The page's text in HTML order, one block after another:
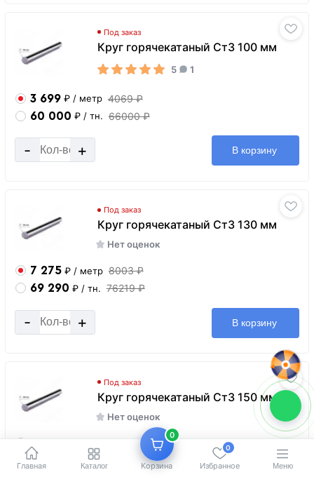
Главная Каталог
0
Корзина Избранное
0
Меню
Под заказ
Круг горячекатаный Ст3 100 мм
5 1
3 699 ₽ / метр 4069 ₽
60 000 ₽ / тн. 66000 ₽
- + В корзину
Под заказ
Круг горячекатаный Ст3 130 мм
Нет оценок
7 275 ₽ / метр 8003 ₽
69 290 ₽ / тн. 76219 ₽
- + В корзину
Под заказ
Круг горячекатаный Ст3 150 мм
Нет оценок
9 170 ₽ / метр 10087 ₽
65 500
/ тн. 72050 ₽